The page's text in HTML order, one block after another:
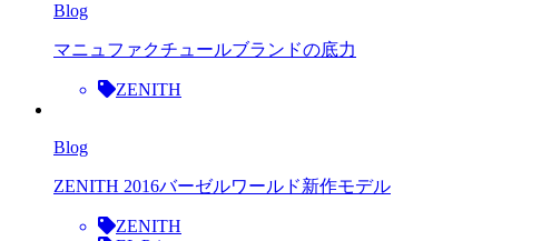
Blog
マニュファクチュールブランドの底力
ZENITH
Blog
ZENITH 2016バーゼルワールド新作モデル
ZENITH